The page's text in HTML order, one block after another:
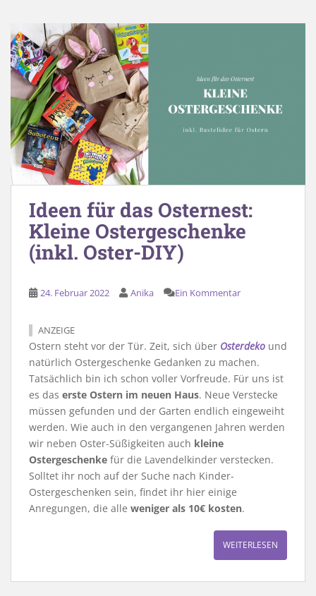
Ideen für das Osternest:
Kleine Ostergeschenke
(inkl. Oster-DIY)
24. Februar 2022 Anika Ein Kommentar
ANZEIGE
Ostern steht vor der Tür. Zeit, sich über Osterdeko und
natürlich Ostergeschenke Gedanken zu machen.
Tatsächlich bin ich schon voller Vorfreude. Für uns ist
es das erste Ostern im neuen Haus. Neue Verstecke
müssen gefunden und der Garten endlich eingeweiht
werden. Wie auch in den vergangenen Jahren werden
wir neben Oster-Süßigkeiten auch kleine
Ostergeschenke für die Lavendelkinder verstecken.
Solltet ihr noch auf der Suche nach Kinder-
Ostergeschenken sein, findet ihr hier einige
Anregungen, die alle weniger als 10€ kosten.
WEITERLESEN